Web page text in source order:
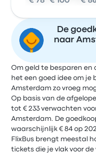
De
naar
Om geld te besparen en
het een goed idee om je
Amsterdam zo vroeg
Op basis van de
tot € 233 verwachten
Amsterdam. De
waarschijnlijk € 84 op
FlixBus brengt meestal
tickets die je vlak voor